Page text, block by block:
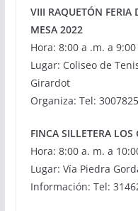
VIII RAQUETÓN FERIA
MESA 2022
Hora: 8:00 a .m. a
Lugar: Coliseo de
Girardot
Organiza: Tel:
FINCA SILLETERA
Hora: 8:00 a. m. a
Lugar: Vía Piedra
Información: Tel: